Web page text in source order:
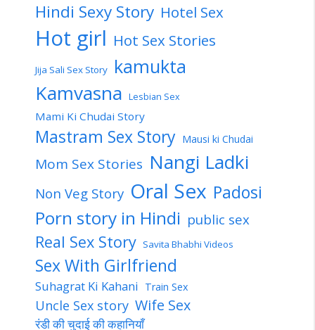
Hindi Sexy Story Hotel Sex
Hot girl Hot Sex Stories
Jija Sali Sex Story kamukta
Kamvasna Lesbian Sex
Mami Ki Chudai Story
Mastram Sex Story Mausi ki Chudai
Mom Sex Stories Nangi Ladki
Non Veg Story Oral Sex Padosi
Porn story in Hindi public sex
Real Sex Story Savita Bhabhi Videos
Sex With Girlfriend
Suhagrat Ki Kahani Train Sex
Uncle Sex story Wife Sex
रंडी की चुदाई की कहानियाँ